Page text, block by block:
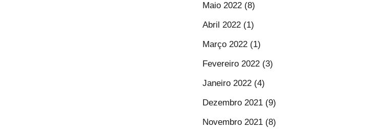
Maio 2022 (8)
Abril 2022 (1)
Março 2022 (1)
Fevereiro 2022 (3)
Janeiro 2022 (4)
Dezembro 2021 (9)
Novembro 2021 (8)